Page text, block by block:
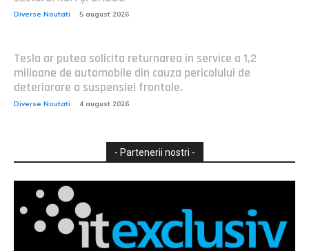
Diverse Noutati 5 august 2026
Tesla ar putea solicita returnarea în service a 1,2
milioane de automobile din cauza pericolului de
deteriorare a suspensiei frontale.
Diverse Noutati 4 august 2026
- Partenerii nostri -